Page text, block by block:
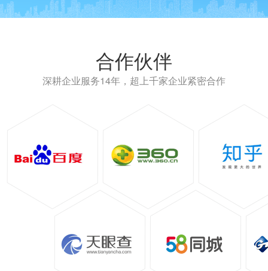
合作伙伴
深耕企业服务14年，超上千家企业紧密合作